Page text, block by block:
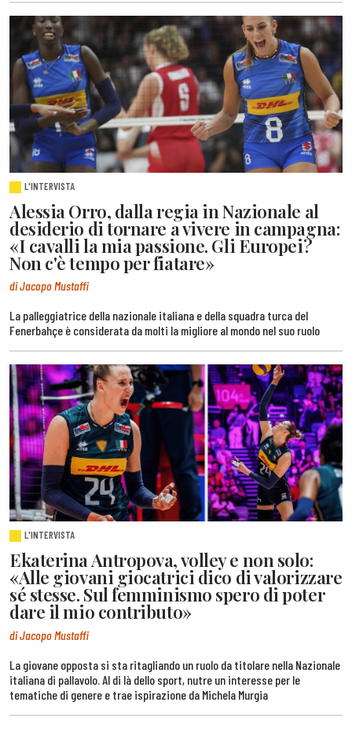
L'INTERVISTA
Alessia Orro, dalla regia in Nazionale al
desiderio di tornare a vivere in campagna:
«I cavalli la mia passione. Gli Europei?
Non c'è tempo per fiatare»
di Jacopo Mustaffi
La palleggiatrice della nazionale italiana e della squadra turca del
Fenerbahçe è considerata da molti la migliore al mondo nel suo ruolo
L'INTERVISTA
Ekaterina Antropova, volley e non solo:
«Alle giovani giocatrici dico di valorizzare
sé stesse. Sul femminismo spero di poter
dare il mio contributo»
di Jacopo Mustaffi
La giovane opposta si sta ritagliando un ruolo da titolare nella Nazionale
italiana di pallavolo. Al di là dello sport, nutre un interesse per le
tematiche di genere e trae ispirazione da Michela Murgia